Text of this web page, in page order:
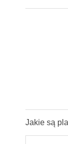
Jakie są